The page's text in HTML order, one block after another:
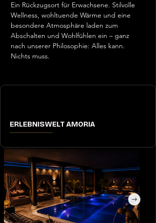
Ein Rückzugsort für Erwachsene. Stilvolle
Wellness, wohltuende Wärme und eine
besondere Atmosphäre laden zum
Abschalten und Wohlfühlen ein – ganz
nach unserer Philosophie: Alles kann.
Nichts muss.
ERLEBNISWELT AMORIA